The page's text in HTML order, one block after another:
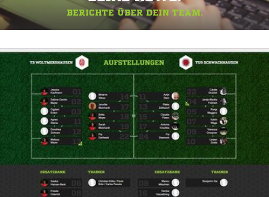
BERICHTE ÜBER DEIN TEAM.